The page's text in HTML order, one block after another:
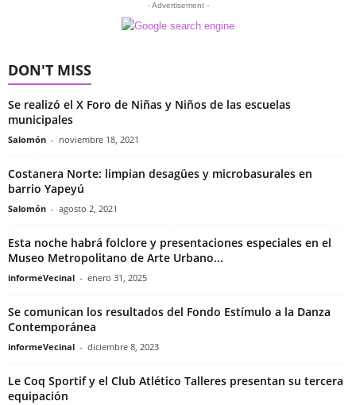
- Advertisement -
DON'T MISS
Se realizó el X Foro de Niñas y Niños de las escuelas
municipales
Salomón - noviembre 18, 2021
Costanera Norte: limpian desagües y microbasurales en
barrio Yapeyú
Salomón - agosto 2, 2021
Esta noche habrá folclore y presentaciones especiales en el
Museo Metropolitano de Arte Urbano...
informeVecinal - enero 31, 2025
Se comunican los resultados del Fondo Estímulo a la Danza
Contemporánea
informeVecinal - diciembre 8, 2023
Le Coq Sportif y el Club Atlético Talleres presentan su tercera
equipación